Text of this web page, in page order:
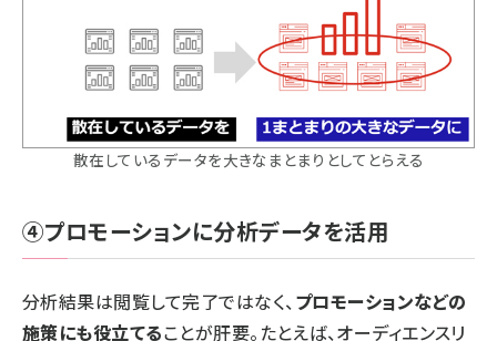
散在しているデータを大きなまとまりとしてとらえる
④プロモーションに分析データを活用
分析結果は閲覧して完了ではなく、プロモーションなどの
施策にも役立てることが肝要。たとえば、オーディエンスリ